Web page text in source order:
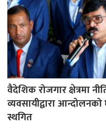
वैदेशिक रोजगार क्षेत्रमा
व्यवसायीद्वारा
स्थगित